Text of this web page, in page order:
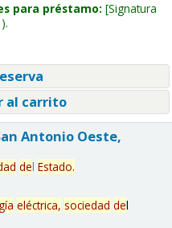
para préstamo: Signatura
al carrito
Antonio Oeste,
del Estado.
eléctrica, sociedad del